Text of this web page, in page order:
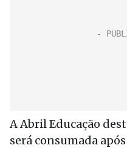
A Abril Educação
será consumada